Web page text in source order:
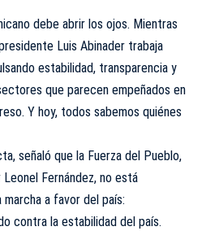
debe abrir los ojos. Mientras
Luis Abinader trabaja
estabilidad, transparencia y
que parecen empeñados en
Y hoy, todos sabemos quiénes
señaló que la Fuerza del Pueblo,
Fernández, no está
marcha a favor del país:
contra la estabilidad del país.